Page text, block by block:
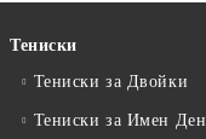
Тениски
Тениски за Двойки
Тениски за Имен Ден